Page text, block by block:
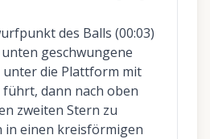
des Balls (00:03)
geschwungene
unter die Plattform mit
dann nach oben
zweiten Stern zu
in einen kreisförmigen